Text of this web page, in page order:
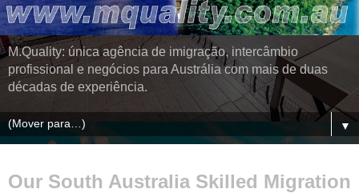
M.Quality: única agência de imigração, intercâmbio
profissional e negócios para Austrália com mais de duas
décadas de experiência.
▼
Our South Australia Skilled Migration